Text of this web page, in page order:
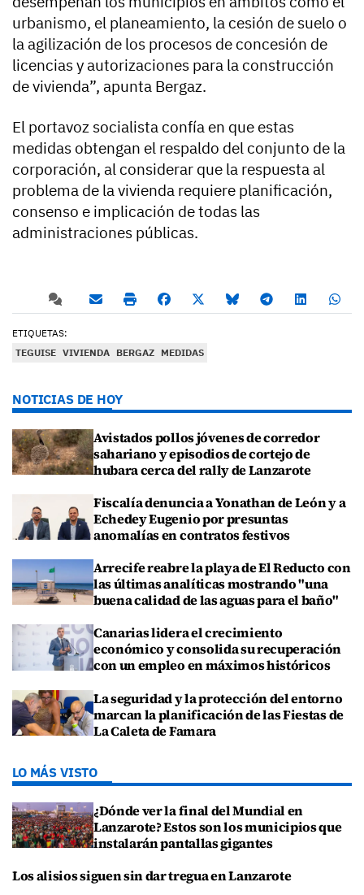
urbanismo, el planeamiento, la cesión de suelo o
la agilización de los procesos de concesión de
licencias y autorizaciones para la construcción
de vivienda”, apunta Bergaz.
El portavoz socialista confía en que estas
medidas obtengan el respaldo del conjunto de la
corporación, al considerar que la respuesta al
problema de la vivienda requiere planificación,
consenso e implicación de todas las
administraciones públicas.
ETIQUETAS:
TEGUISE VIVIENDA BERGAZ MEDIDAS
NOTICIAS DE HOY
Avistados pollos jóvenes de corredor
sahariano y episodios de cortejo de
hubara cerca del rally de Lanzarote
Fiscalía denuncia a Yonathan de León y a
Echedey Eugenio por presuntas
anomalías en contratos festivos
Arrecife reabre la playa de El Reducto con
las últimas analíticas mostrando "una
buena calidad de las aguas para el baño"
Canarias lidera el crecimiento
económico y consolida su recuperación
con un empleo en máximos históricos
La seguridad y la protección del entorno
marcan la planificación de las Fiestas de
La Caleta de Famara
LO MÁS VISTO
¿Dónde ver la final del Mundial en
Lanzarote? Estos son los municipios que
instalarán pantallas gigantes
Los alisios siguen sin dar tregua en Lanzarote